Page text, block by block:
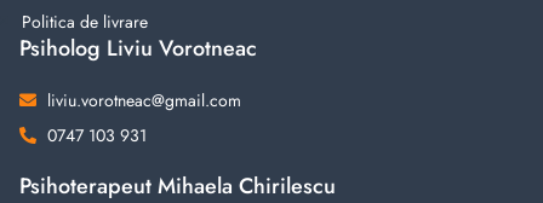
Politica de livrare
Psiholog Liviu Vorotneac
liviu.vorotneac@gmail.com
0747 103 931
Psihoterapeut Mihaela Chirilescu